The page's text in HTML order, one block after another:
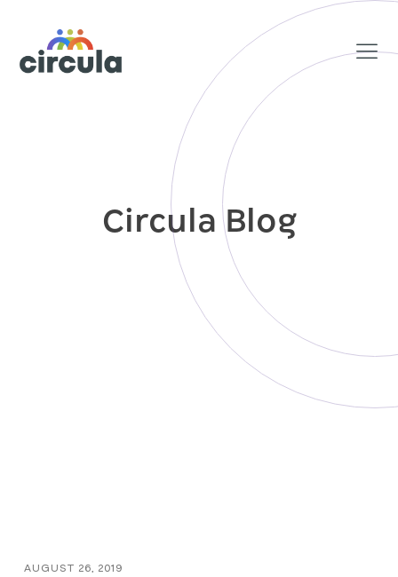
Circula Blog
AUGUST 26, 2019